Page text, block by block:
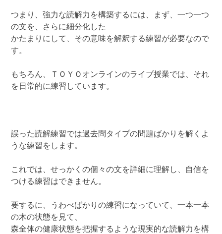
つまり、強力な読解力を構築するには、まず、一つ一つ
の文を、さらに細分化した
かたまりにして、その意味を解釈する練習が必要なので
す。
もちろん、ＴＯＹＯオンラインのライブ授業では、それ
を日常的に練習しています。
誤った読解練習では過去問タイプの問題ばかりを解くよ
うな練習をします。
これでは、せっかくの個々の文を詳細に理解し、自信を
つける練習はできません。
要するに、うわべばかりの練習になっていて、一本一本
の木の状態を見て、
森全体の健康状態を把握するような現実的な読解力を構